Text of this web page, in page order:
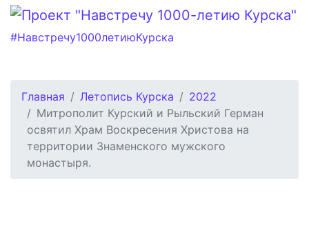
#Навстречу1000летиюКурска
Главная Летопись Курска
2022
Митрополит Курский и Рыльский Герман
освятил Храм Воскресения Христова на
территории Знаменского мужского
монастыря.